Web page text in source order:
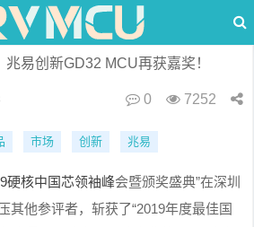
易创新GD32 MCU再获嘉奖！
0 7252
市场 创新 兆易
硬核中国芯领袖峰会暨颁奖盛典”在深圳
其他参评者，斩获了“2019年度最佳国